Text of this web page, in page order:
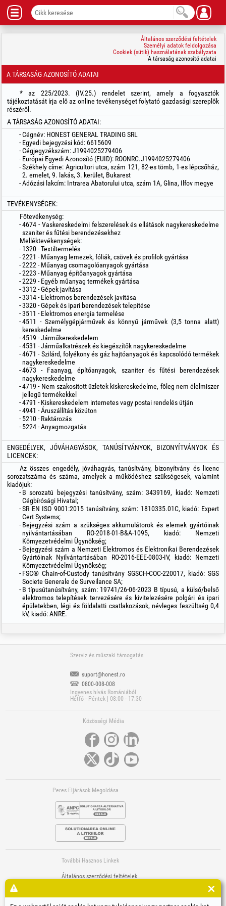
Általános szerződési feltételek
Személyi adatok feldolgozása
Cookiek (sütik) használatának szabályzata
A társaság azonosító adatai
A TÁRSASÁG AZONOSÍTÓ ADATAI
* az 225/2023. (IV.25.) rendelet szerint, amely a fogyasztók
tájékoztatását írja elő az online tevékenységet folytató gazdasági szereplők
részéről.
A TÁRSASÁG AZONOSÍTÓ ADATAI:
Cégnév: HONEST GENERAL TRADING SRL
Egyedi bejegyzési kód: 6615609
Cégjegyzékszám: J1994025279406
Európai Egyedi Azonosító (EUID): ROONRC.J1994025279406
Székhely címe: Agricultori utca, szám 121, 82-es tömb, 1-es lépcsőház,
2. emelet, 9. lakás, 3. kerület, Bukarest
Adózási lakcím: Intrarea Abatorului utca, szám 1A, Glina, Ilfov megye
TEVÉKENYSÉGEK:
Főtevékenység:
4674 - Vaskereskedelmi felszerelések és ellátások nagykereskedelme
szaniter és fűtési berendezésekhez
Melléktevékenységek:
1320 - Textiltermelés
2221 - Műanyag lemezek, fóliák, csövek és profilok gyártása
2222 - Műanyag csomagolóanyagok gyártása
2223 - Műanyag építőanyagok gyártása
2229 - Egyéb műanyag termékek gyártása
3312 - Gépek javítása
3314 - Elektromos berendezések javítása
3320 - Gépek és ipari berendezések telepítése
3511 - Elektromos energia termelése
4511 - Személygépjárművek és könnyű járművek (3,5 tonna alatt)
kereskedelme
4519 - Járműkereskedelem
4531 - Járműalkatrészek és kiegészítők nagykereskedelme
4671 - Szilárd, folyékony és gáz hajtóanyagok és kapcsolódó termékek
nagykereskedelme
4673 - Faanyag, építőanyagok, szaniter és fűtési berendezések
nagykereskedelme
4719 - Nem szakosított üzletek kiskereskedelme, főleg nem élelmiszer
jellegű termékekkel
4791 - Kiskereskedelem internetes vagy postai rendelés útján
4941 - Áruszállítás közúton
5210 - Raktározás
5224 - Anyagmozgatás
ENGEDÉLYEK, JÓVÁHAGYÁSOK, TANÚSÍTVÁNYOK, BIZONYÍTVÁNYOK ÉS
LICENCEK:
Az összes engedély, jóváhagyás, tanúsítvány, bizonyítvány és licenc
sorozatszáma és száma, amelyek a működéshez szükségesek, valamint
kiadójuk:
B sorozatú bejegyzési tanúsítvány, szám: 3439169, kiadó: Nemzeti
Cégbírósági Hivatal;
SR EN ISO 9001:2015 tanúsítvány, szám: 1810335.01C, kiadó: Expert
Cert Systems;
Bejegyzési szám a szükséges akkumulátorok és elemek gyártóinak
nyilvántartásában RO-2018-01-B&A-1095, kiadó: Nemzeti
Környezetvédelmi Ügynökség;
Bejegyzési szám a Nemzeti Elektromos és Elektronikai Berendezések
Gyártóinak Nyilvántartásában RO-2016-EEE-0803-IV, kiadó: Nemzeti
Környezetvédelmi Ügynökség;
FSC® Chain-of-Custody tanúsítvány SGSCH-COC-220017, kiadó: SGS
Societe Generale de Surveilance SA;
B típusútanúsítvány, szám: 19741/26-06-2023 B típusú, a külső/belső
elektromos telepítések tervezésére és kivitelezésére polgári és ipari
épületekben, légi és földalatti csatlakozások, névleges feszültség 0,4
kV, kiadó: ANRE.
Szerviz és műszaki támogatás
suport@honest.ro
0800-008-008
Ingyenes hívás Romániából
Hétfő - Péntek | 08:00 - 17:30
Közösségi Média
Peres Eljárások Megoldása
További Hasznos Linkek
Általános szerződési feltételek